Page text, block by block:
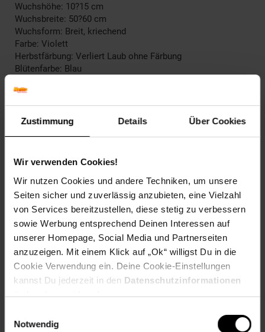
Zustimmung Details Über Cookies
Wir verwenden Cookies!
Wir nutzen Cookies und andere Techniken, um unsere
Seiten sicher und zuverlässig anzubieten, eine Vielzahl
von Services bereitzustellen, diese stetig zu verbessern
sowie Werbung entsprechend Deinen Interessen auf
unserer Homepage, Social Media und Partnerseiten
anzuzeigen. Mit einem Klick auf „Ok“ willigst Du in die
Cookie Verwendung ein. Deine Cookie-Einstellungen
kannst Du jederzeit in den Datenschutzinformationen
ändern bzw. widerrufen.
Notwendig
Wuchshöhe: 10?15 cm
Wuchsbreite: 50?60 cm
Wuchsform: Breit, kriechend
Farbe: Violett
Herbstfärbung: Verliert Laub ohne Färbung
Blütenfarbe: Blau
Geschmack: X
Frucht: Keine Frucht
Blattform: Eiförmig
Standortempfehlung: Halbschattig, durchlässig
Pflegeaufwand: Mittel
Lichtbedarf: Sonnig-Halbschattig
Wasserbedarf: Mittel
Rückschnitt: Rückschnitt im Frühjahr
Schnittverträglichkeit: Sehr gut
Bodenansprüche: humos und durchlässig
Nährstoffgehalt: Mittel
Frosthärte: bis -34 °C
Verwendung: Als Grabbepflanzung,Im Rosengarten,Im
Eigenschaften